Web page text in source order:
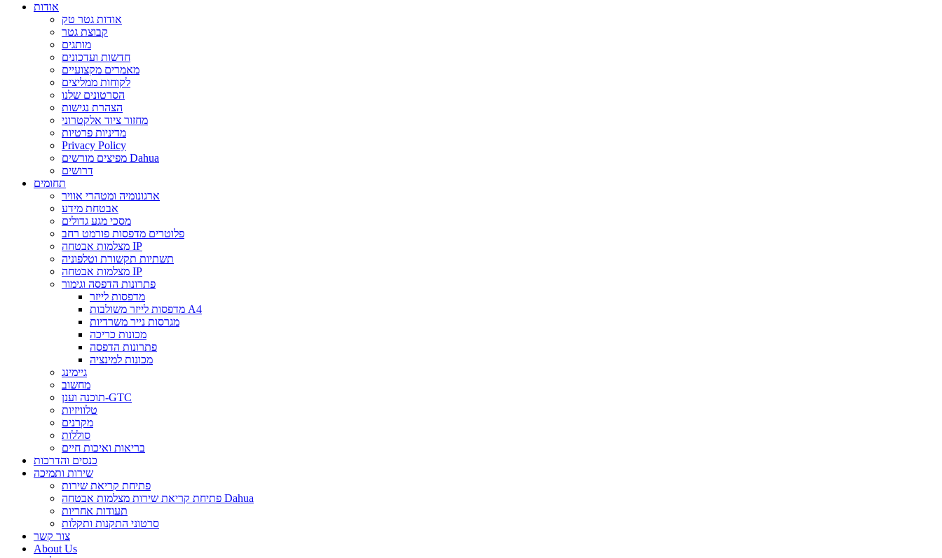
אודות
אודות גטר טק
קבוצת גטר
מותגים
חדשות ועדכונים
מאמרים מקצועיים
לקוחות ממליצים
הסרטונים שלנו
הצהרת נגישות
מחזור ציוד אלקטרוני
מדיניות פרטיות
Privacy Policy
מפיצים מורשים Dahua
דרושים
תחומים
ארגונומיה ומטהרי אוויר
אבטחת מידע
מסכי מגע גדולים
פלוטרים מדפסות פורמט רחב
מצלמות אבטחה IP
תשתיות תקשורת וטלפוניה
מצלמות אבטחה IP
פתרונות הדפסה וגימור
מדפסות לייזר
מדפסות לייזר משולבות A4
מגרסות נייר משרדיות
מכונות כריכה
פתרונות הדפסה
מכונות למינציה
גיימינג
מחשוב
תוכנה וענן-GTC
טלוויזיות
מקרנים
סוללות
בריאות ואיכות חיים
כנסים והדרכות
שירות ותמיכה
פתיחת קריאת שירות
פתיחת קריאת שירות מצלמות אבטחה Dahua
תעודות אחריות
סרטוני התקנות ותקלות
צור קשר
About Us